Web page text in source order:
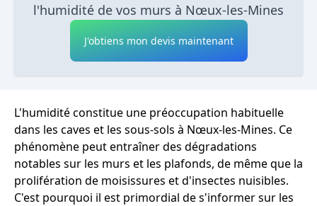
l'humidité de vos murs à Nœux-les-Mines
J'obtiens mon devis maintenant
L'humidité constitue une préoccupation habituelle
dans les caves et les sous-sols à Nœux-les-Mines. Ce
phénomène peut entraîner des dégradations
notables sur les murs et les plafonds, de même que la
prolifération de moisissures et d'insectes nuisibles.
C'est pourquoi il est primordial de s'informer sur les